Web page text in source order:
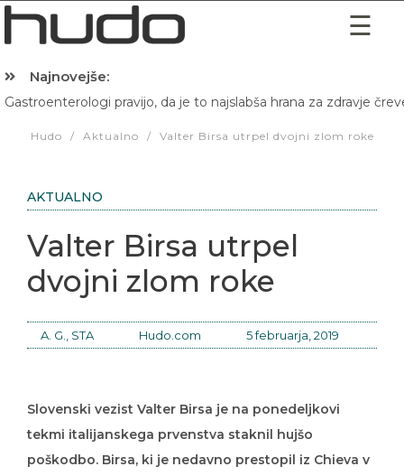
Najnovejše:
Gastroenterologi pravijo, da je to najslabša hrana za zdravje
Hudo / Aktualno / Valter Birsa utrpel dvojni zlom roke
AKTUALNO
Valter Birsa utrpel
dvojni zlom roke
A. G., STA Hudo.com 5 februarja, 2019
Slovenski vezist Valter Birsa je na ponedeljkovi
tekmi italijanskega prvenstva staknil hujšo
poškodbo. Birsa, ki je nedavno prestopil iz Chieva v